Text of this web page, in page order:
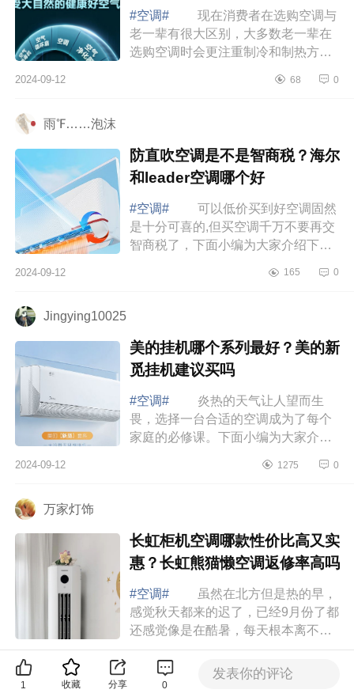
#空调#
现在消费者在选购空调与
老一辈有很大区别，大多数老一辈在
选购空调时会更注重制冷和制热方面
群体则更注重空调的综合素质，比如
2024-09-12 68 0
雨℉……泡沫
防直吹空调是不是智商税？海尔
和leader空调哪个好
#空调#
可以低价买到好空调固然
是十分可喜的,但买空调千万不要再交
智商税了，下面小编为大家介绍下防
leader空调哪个好 海尔和leader空
2024-09-12 165 0
Jingying10025
美的挂机哪个系列最好？美的新
觅挂机建议买吗
#空调#
炎热的天气让人望而生
畏，选择一台合适的空调成为了每个
家庭的必修课。下面小编为大家介绍
挂机建议买吗 美的挂机哪个系列
2024-09-12 1275 0
万家灯饰
长虹柜机空调哪款性价比高又实
惠？长虹熊猫懒空调返修率高吗
#空调#
虽然在北方但是热的早，
感觉秋天都来的迟了，已经9月份了都
还感觉像是在酷暑，每天根本离不开
空调，不然一会儿一身汗，所以靠空
调续命的我对空调要求还是蛮高的，
下面小...
2024-09-11
1 收藏 分享 0
发表你的评论